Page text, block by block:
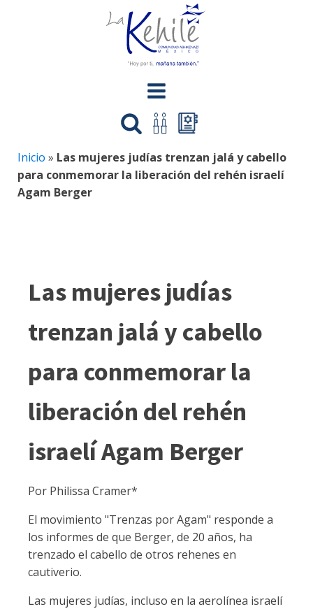
Inicio » Las mujeres judías trenzan jalá y cabello
para conmemorar la liberación del rehén israelí
Agam Berger
Las mujeres judías
trenzan jalá y cabello
para conmemorar la
liberación del rehén
israelí Agam Berger
Por Philissa Cramer*
El movimiento "Trenzas por Agam" responde a
los informes de que Berger, de 20 años, ha
trenzado el cabello de otros rehenes en
cautiverio.
Las mujeres judías, incluso en la aerolínea israelí